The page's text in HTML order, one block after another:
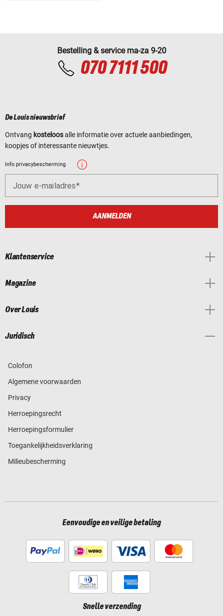
Bestelling & service ma-za 9-20
070 7111 500
De Louis nieuwsbrief
Ontvang kosteloosalle informatie over actuele aanbiedingen,
koopjes of interessante nieuwtjes.
Info privacybescherming
Jouw e-mailadres
AANMELDEN
Klantenservice
Magazine
Over Louis
Juridisch
Colofon
Algemene voorwaarden
Privacy
Herroepingsrecht
Herroepingsformulier
Toegankelijkheidsverklaring
Milieubescherming
Eenvoudige en veilige betaling
Snelle verzending